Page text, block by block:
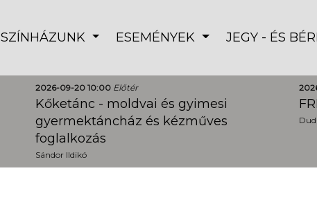
SZÍNHÁZUNK ESEMÉNYEK JEGY - ÉS
2026-09-20 10:00 Előtér
Kőketánc - moldvai és gyimesi
gyermektáncház és kézműves
foglalkozás
Sándor Ildikó